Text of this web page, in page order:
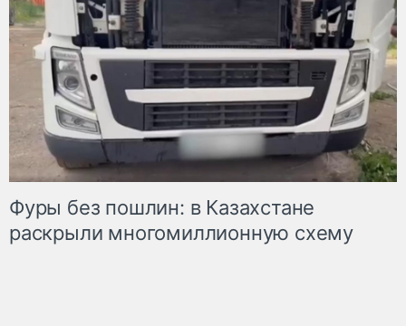
Фуры без пошлин: в Казахстане
раскрыли многомиллионную схему